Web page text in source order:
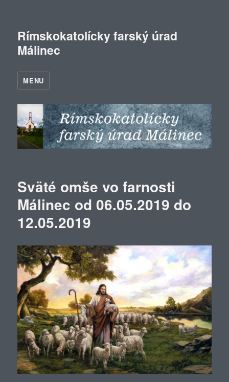
Rímskokatolícky farský úrad
Málinec
MENU
Sväté omše vo farnosti
Málinec od 06.05.2019 do
12.05.2019